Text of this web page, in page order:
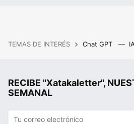
TEMAS DE INTERÉS Chat GPT
RECIBE "Xatakaletter",
SEMANAL